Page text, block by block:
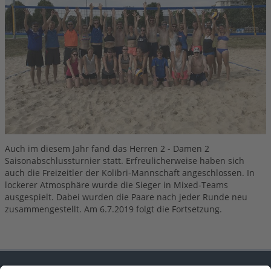
ABTEILUNG
Mixed 4x4
SG Herren 1 (Dritte Liga)
SG Herren 2 (Oberliga)
SG Herren 3 (Oberliga)
SG Herren 4 (Verbandsliga)
SG Herren 5 (Landesliga)
SG Herren 6 (Landesliga)
SG Herren 7 (Bezirksliga)
SG Herren 8 (Bezirksklasse)
SG Herren 9 (Bezirksklasse)
Jugend Anfänger Mädchen
U18 männlich
U18 weiblich
Auch im diesem Jahr fand das Herren 2 - Damen 2
Saisonabschlussturnier statt. Erfreulicherweise haben sich
auch die Freizeitler der Kolibri-Mannschaft angeschlossen. In
lockerer Atmosphäre wurde die Sieger in Mixed-Teams
ausgespielt. Dabei wurden die Paare nach jeder Runde neu
zusammengestellt. Am 6.7.2019 folgt die Fortsetzung.